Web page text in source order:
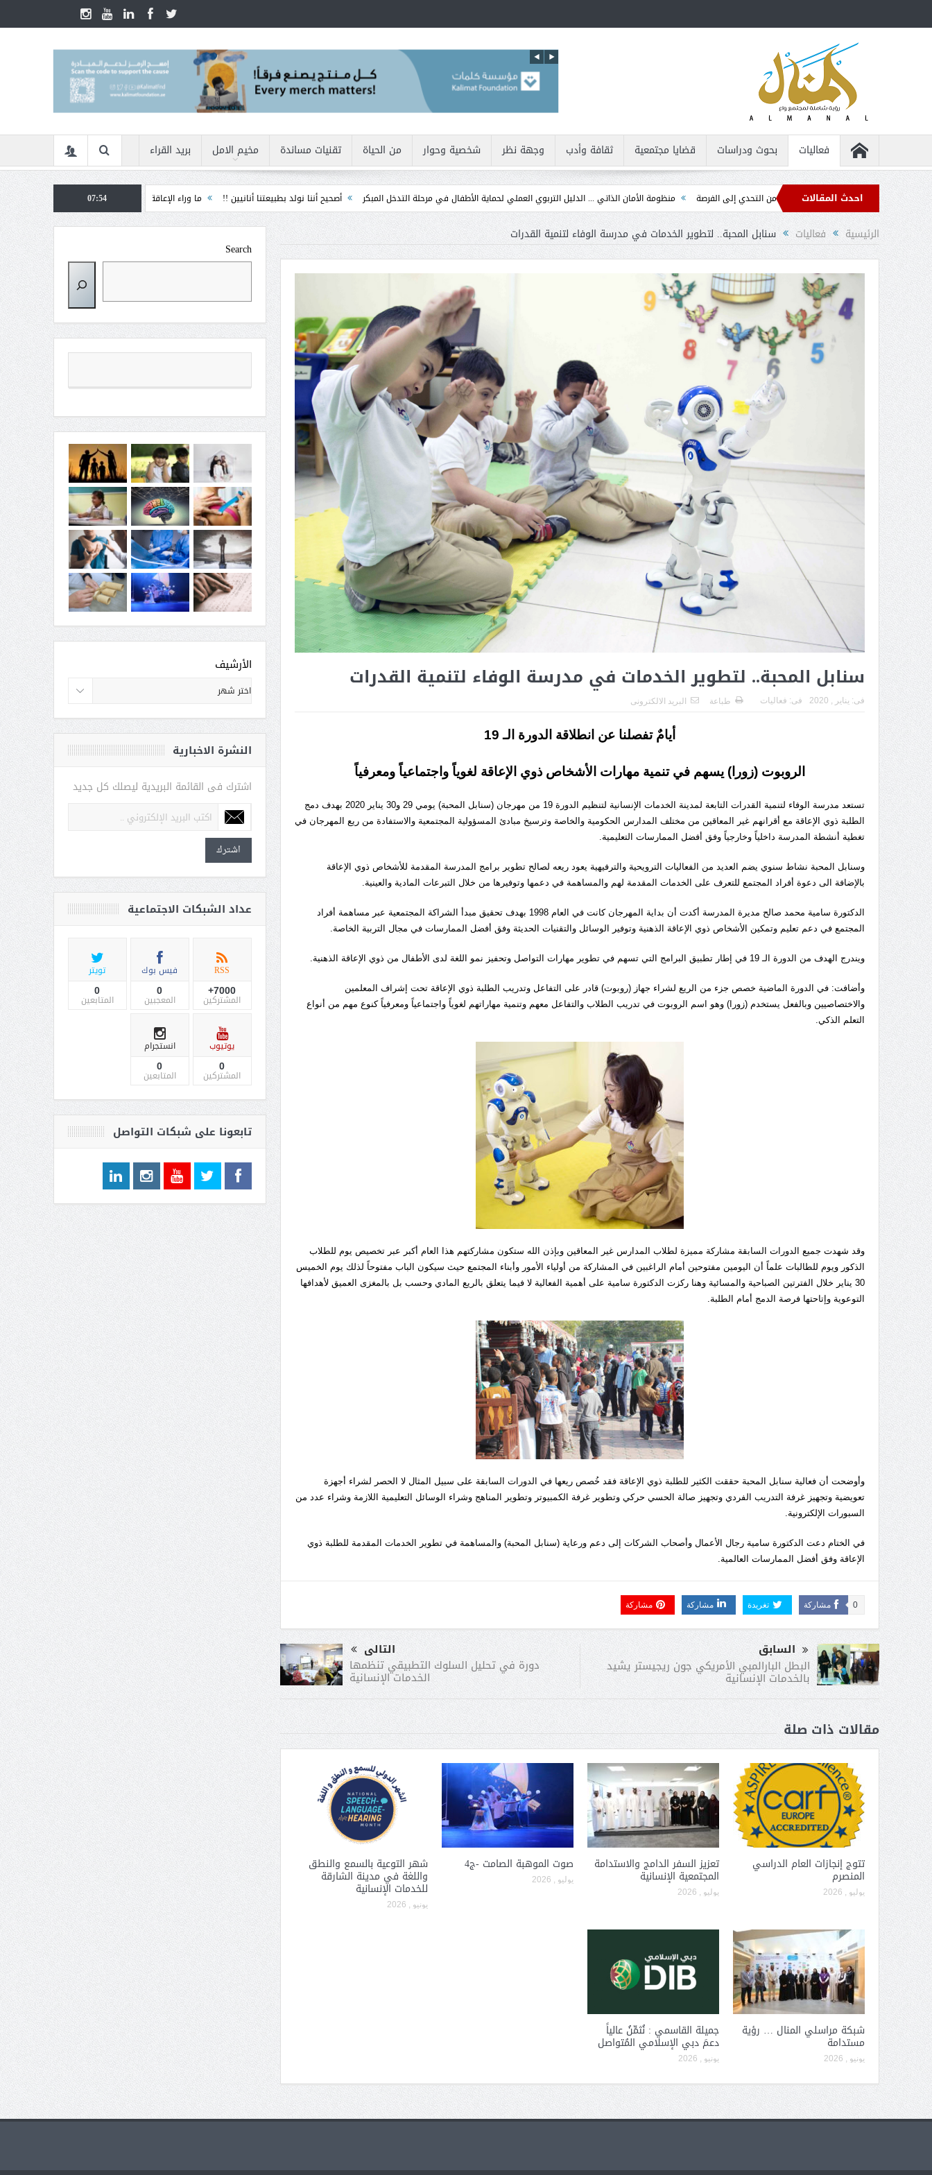
فعاليات بحوث ودراسات قضايا مجتمعية ثقافة وأدب وجهة نظر شخصية وحوار من الحياة تقنيات مساندة مخيم الامل بريد القراء
احدث المقالات
من ذوي الإعاقة ... من التحدي إلى الفرصة منظومة الأمان الذاتي ... الدليل التربوي العملي لحماية الأطفال في مرحلة التدخل المبكر أصحيح أننا نولد بطبيعتنا أنانيين !! ما وراء الإعاقة الأمن السيبراني في زمن الأزمات ... كيف نحمي
07:54
الرئيسية فعاليات سنابل المحبة.. لتطوير الخدمات في مدرسة الوفاء لتنمية القدرات
سنابل المحبة.. لتطوير الخدمات في مدرسة الوفاء لتنمية القدرات
فى: يناير , 2020 فى: فعاليات طباعة البريد الالكترونى
أيامٌ تفصلنا عن انطلاقة الدورة الـ 19
الروبوت (زورا) يسهم في تنمية مهارات الأشخاص ذوي الإعاقة لغوياً واجتماعياً ومعرفياً
تستعد مدرسة الوفاء لتنمية القدرات التابعة لمدينة الخدمات الإنسانية لتنظيم الدورة 19 من مهرجان (سنابل المحبة) يومي 29 و30 يناير 2020 بهدف دمج
الطلبة ذوي الإعاقة مع أقرانهم غير المعاقين من مختلف المدارس الحكومية والخاصة وترسيخ مبادئ المسؤولية المجتمعية والاستفادة من ريع المهرجان في
تغطية أنشطة المدرسة داخلياً وخارجياً وفق أفضل الممارسات التعليمية.
وسنابل المحبة نشاط سنوي يضم العديد من الفعاليات الترويحية والترفيهية يعود ريعه لصالح تطوير برامج المدرسة المقدمة للأشخاص ذوي الإعاقة
بالإضافة الى دعوة أفراد المجتمع للتعرف على الخدمات المقدمة لهم والمساهمة في دعمها وتوفيرها من خلال التبرعات المادية والعينية.
الدكتورة سامية محمد صالح مديرة المدرسة أكدت أن بداية المهرجان كانت في العام 1998 بهدف تحقيق مبدأ الشراكة المجتمعية عبر مساهمة أفراد
المجتمع في دعم تعليم وتمكين الأشخاص ذوي الإعاقة الذهنية وتوفير الوسائل والتقنيات الحديثة وفق أفضل الممارسات في مجال التربية الخاصة.
ويندرج الهدف من الدورة الـ 19 في إطار تطبيق البرامج التي تسهم في تطوير مهارات التواصل وتحفيز نمو اللغة لدى الأطفال من ذوي الإعاقة الذهنية.
وأضافت: في الدورة الماضية خصص جزء من الريع لشراء جهاز (روبوت) قادر على التفاعل وتدريب الطلبة ذوي الإعاقة تحت إشراف المعلمين
والاختصاصيين وبالفعل يستخدم (زورا) وهو اسم الروبوت في تدريب الطلاب والتفاعل معهم وتنمية مهاراتهم لغوياً واجتماعياً ومعرفياً كنوع مهم من أنواع
التعلم الذكي.
وقد شهدت جميع الدورات السابقة مشاركة مميزة لطلاب المدارس غير المعاقين وبإذن الله ستكون مشاركتهم هذا العام أكبر عبر تخصيص يوم للطلاب
الذكور ويوم للطالبات علماً أن اليومين مفتوحين أمام الراغبين في المشاركة من أولياء الأمور وأبناء المجتمع حيث سيكون الباب مفتوحاً لذلك يوم الخميس
30 يناير خلال الفترتين الصباحية والمسائية وهنا ركزت الدكتورة سامية على أهمية الفعالية لا فيما يتعلق بالريع المادي وحسب بل بالمغزى العميق لأهدافها
التوعوية وإتاحتها فرصة الدمج أمام الطلبة.
وأوضحت أن فعالية سنابل المحبة حققت الكثير للطلبة ذوي الإعاقة فقد خُصص ريعها في الدورات السابقة على سبيل المثال لا الحصر لشراء أجهزة
تعويضية وتجهيز غرفة التدريب الفردي وتجهيز صالة الحسي حركي وتطوير غرفة الكمبيوتر وتطوير المناهج وشراء الوسائل التعليمية اللازمة وشراء عدد من
السبورات الإلكترونية.
في الختام دعت الدكتورة سامية رجال الأعمال وأصحاب الشركات إلى دعم ورعاية (سنابل المحبة) والمساهمة في تطوير الخدمات المقدمة للطلبة ذوي
الإعاقة وفق أفضل الممارسات العالمية.
مشاركة 0 تغريدة مشاركة مشاركة
السابق
البطل البارالمبي الأمريكي جون ريجيستر يشيد
بالخدمات الإنسانية
التالى
دورة في تحليل السلوك التطبيقي تنظمها
الخدمات الإنسانية
مقالات ذات صلة
تتوج إنجازات العام الدراسي
المنصرم
يوليو , 2026
تعزيز السفر الدامج والاستدامة
المجتمعية الإنسانية
يوليو , 2026
صوت الموهبة الصامت -ج4
يوليو , 2026
شهر التوعية بالسمع والنطق
واللغة في مدينة الشارقة
للخدمات الإنسانية
يونيو , 2026
شبكة مراسلي المنال … رؤية
مستدامة
يونيو , 2026
جميلة القاسمي : نُثمِّنُ عالياً
دعمَ دبي الإسلامي المُتواصل
يونيو , 2026
Search
الأرشيف
النشرة الاخبارية
اشترك فى القائمة البريدية ليصلك كل جديد
اشترك
عداد الشبكات الاجتماعية
RSS
7000+
المشتركين
فيس بوك
0
المعجبين
تويتر
0
المتابعين
يوتيوب
0
المشتركين
انستجرام
0
المتابعين
تابعونا على شبكات التواصل